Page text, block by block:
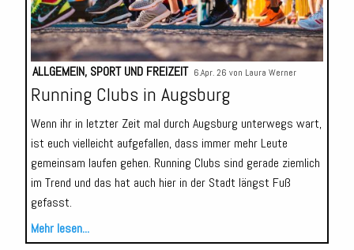
ALLGEMEIN, SPORT UND FREIZEIT 6.Apr. 26 von Laura Werner
Running Clubs in Augsburg
Wenn ihr in letzter Zeit mal durch Augsburg unterwegs wart,
ist euch vielleicht aufgefallen, dass immer mehr Leute
gemeinsam laufen gehen. Running Clubs sind gerade ziemlich
im Trend und das hat auch hier in der Stadt längst Fuß
gefasst.
Mehr lesen...